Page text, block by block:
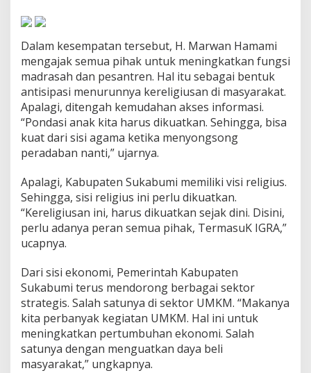
g
k
a
t
a
n
S
e
a
k
D
i
n
Dalam kesempatan tersebut, H. Marwan Hamami
mengajak semua pihak untuk meningkatkan fungsi
madrasah dan pesantren. Hal itu sebagai bentuk
antisipasi menurunnya kereligiusan di masyarakat.
Apalagi, ditengah kemudahan akses informasi.
“Pondasi anak kita harus dikuatkan. Sehingga, bisa
kuat dari sisi agama ketika menyongsong
peradaban nanti,” ujarnya.
Apalagi, Kabupaten Sukabumi memiliki visi religius.
Sehingga, sisi religius ini perlu dikuatkan.
“Kereligiusan ini, harus dikuatkan sejak dini. Disini,
perlu adanya peran semua pihak, TermasuK IGRA,”
ucapnya.
Dari sisi ekonomi, Pemerintah Kabupaten
Sukabumi terus mendorong berbagai sektor
strategis. Salah satunya di sektor UMKM. “Makanya
kita perbanyak kegiatan UMKM. Hal ini untuk
meningkatkan pertumbuhan ekonomi. Salah
satunya dengan menguatkan daya beli
masyarakat,” ungkapnya.